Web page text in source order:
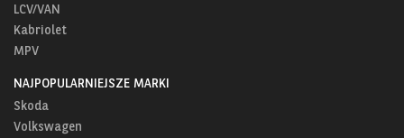
LCV/VAN
Kabriolet
MPV
NAJPOPULARNIEJSZE MARKI
Skoda
Volkswagen